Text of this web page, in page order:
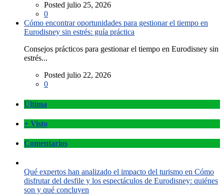
Posted julio 25, 2026
0
Cómo encontrar oportunidades para gestionar el tiempo en
Eurodisney sin estrés: guía práctica
Consejos prácticos para gestionar el tiempo en Eurodisney sin
estrés...
Posted julio 22, 2026
0
Última
+ Visto
Comentarios
Qué expertos han analizado el impacto del turismo en Cómo
disfrutar del desfile y los espectáculos de Eurodisney: quiénes
son y qué concluyen